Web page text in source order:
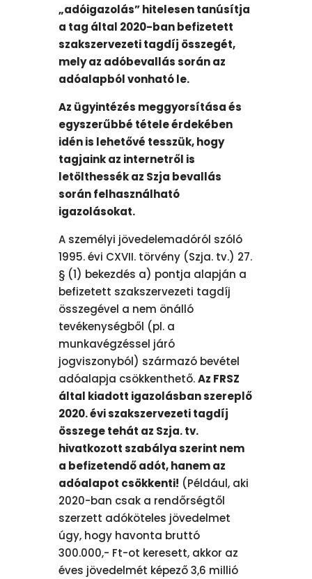
„adóigazolás” hitelesen tanúsítja
a tag által 2020-ban befizetett
szakszervezeti tagdíj összegét,
mely az adóbevallás során az
adóalapból vonható le.
Az ügyintézés meggyorsítása és
egyszerűbbé tétele érdekében
idén is lehetővé tesszük, hogy
tagjaink az internetről is
letölthessék az Szja bevallás
során felhasználható
igazolásokat.
A személyi jövedelemadóról szóló
1995. évi CXVII. törvény (Szja. tv.) 27.
§ (1) bekezdés a) pontja alapján a
befizetett szakszervezeti tagdíj
összegével a nem önálló
tevékenységből (pl. a
munkavégzéssel járó
jogviszonyból) származó bevétel
adóalapja csökkenthető.Az FRSZ
által kiadott igazolásban szereplő
2020. évi szakszervezeti tagdíj
összege tehát az Szja. tv.
hivatkozott szabálya szerint nem
a befizetendő adót, hanem az
adóalapot csökkenti! (Például, aki
2020-ban csak a rendőrségtől
szerzett adóköteles jövedelmet
úgy, hogy havonta bruttó
300.000,- Ft-ot keresett, akkor az
éves jövedelmét képező 3,6 millió